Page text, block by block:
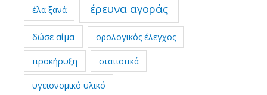
έλα ξανά έρευνα αγοράς
δώσε αίμα ορολογικός έλεγχος
προκήρυξη στατιστικά
υγειονομικό υλικό